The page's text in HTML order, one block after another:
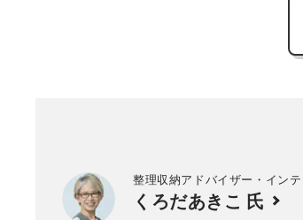
整理収納アドバイザー・イン
くろだあきこ 氏